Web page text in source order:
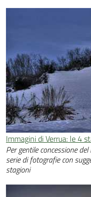
Immagini di Verrua: le 4
Per gentile concessione
serie di fotografie con
stagioni